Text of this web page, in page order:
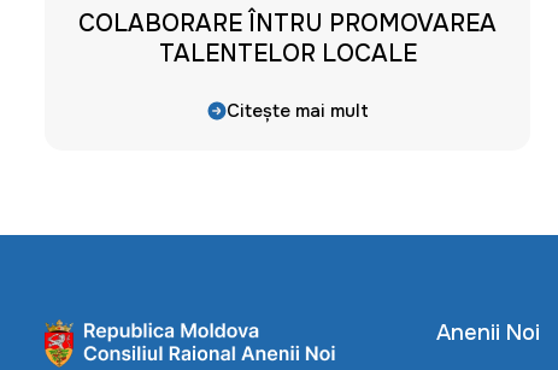
COLABORARE ÎNTRU PROMOVAREA
TALENTELOR LOCALE
Citește mai mult
Anenii Noi